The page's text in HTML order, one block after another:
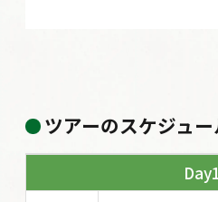
ツアーのスケジュ
1